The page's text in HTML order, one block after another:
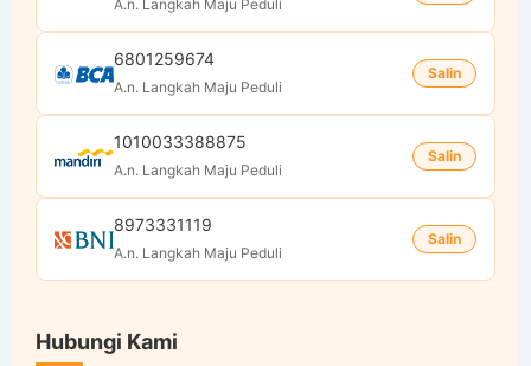
A.n. Langkah Maju Peduli
6801259674
A.n. Langkah Maju Peduli
Salin
1010033388875
A.n. Langkah Maju Peduli
Salin
8973331119
A.n. Langkah Maju Peduli
Salin
Hubungi Kami